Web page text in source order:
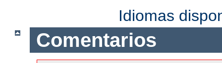
Idiomas
Comentarios